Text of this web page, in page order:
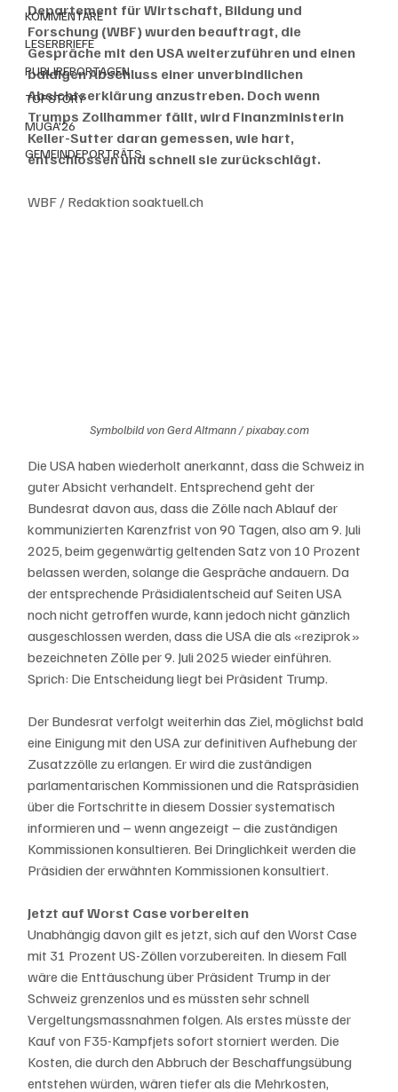
KOMMENTARE
LESERBRIEFE
PUBLIREPORTAGEN
TOPSTORY
MUGA'26
GEMEINDEPORTRÄTS
Departement für Wirtschaft, Bildung und
Forschung (WBF) wurden beauftragt, die
Gespräche mit den USA weiterzuführen und einen
baldigen Abschluss einer unverbindlichen
Absichtserklärung anzustreben. Doch wenn
Trumps Zollhammer fällt, wird Finanzministerin
Keller-Sutter daran gemessen, wie hart,
entschlossen und schnell sie zurückschlägt.
WBF / Redaktion soaktuell.ch
Symbolbild von Gerd Altmann / pixabay.com
Die USA haben wiederholt anerkannt, dass die Schweiz in
guter Absicht verhandelt. Entsprechend geht der
Bundesrat davon aus, dass die Zölle nach Ablauf der
kommunizierten Karenzfrist von 90 Tagen, also am 9. Juli
2025, beim gegenwärtig geltenden Satz von 10 Prozent
belassen werden, solange die Gespräche andauern. Da
der entsprechende Präsidialentscheid auf Seiten USA
noch nicht getroffen wurde, kann jedoch nicht gänzlich
ausgeschlossen werden, dass die USA die als «reziprok»
bezeichneten Zölle per 9. Juli 2025 wieder einführen.
Sprich: Die Entscheidung liegt bei Präsident Trump.
Der Bundesrat verfolgt weiterhin das Ziel, möglichst bald
eine Einigung mit den USA zur definitiven Aufhebung der
Zusatzzölle zu erlangen. Er wird die zuständigen
parlamentarischen Kommissionen und die Ratspräsidien
über die Fortschritte in diesem Dossier systematisch
informieren und – wenn angezeigt – die zuständigen
Kommissionen konsultieren. Bei Dringlichkeit werden die
Präsidien der erwähnten Kommissionen konsultiert.
Jetzt auf Worst Case vorbereiten
Unabhängig davon gilt es jetzt, sich auf den Worst Case
mit 31 Prozent US-Zöllen vorzubereiten. In diesem Fall
wäre die Enttäuschung über Präsident Trump in der
Schweiz grenzenlos und es müssten sehr schnell
Vergeltungsmassnahmen folgen. Als erstes müsste der
Kauf von F35-Kampfjets sofort storniert werden. Die
Kosten, die durch den Abbruch der Beschaffungsübung
entstehen würden, wären tiefer als die Mehrkosten,